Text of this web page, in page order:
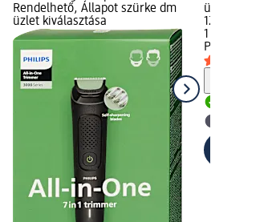
Rendelhető, Állapot szürke dm
üzlet kiválasztása
üzlet
12 999 Ft
1 db (12
Philips